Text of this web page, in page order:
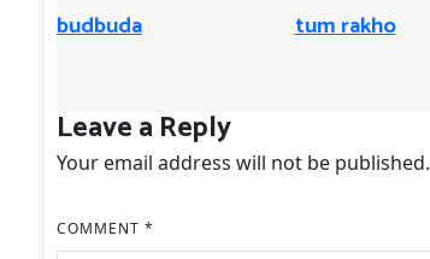
budbuda tum rakho
Leave a Reply
Your email address will not be published.
COMMENT *